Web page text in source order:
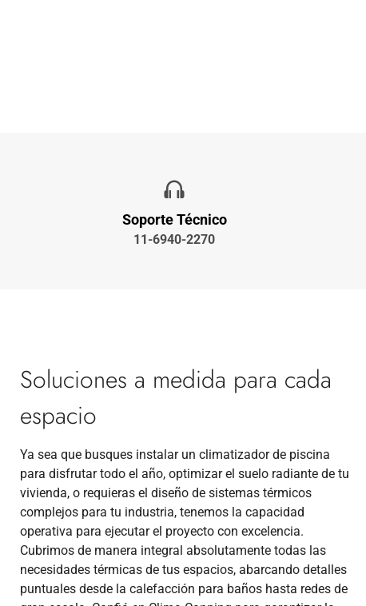
Soporte Técnico
11-6940-2270
Soluciones a medida para cada
espacio
Ya sea que busques instalar un climatizador de piscina
para disfrutar todo el año, optimizar el suelo radiante de tu
vivienda, o requieras el diseño de sistemas térmicos
complejos para tu industria, tenemos la capacidad
operativa para ejecutar el proyecto con excelencia.
Cubrimos de manera integral absolutamente todas las
necesidades térmicas de tus espacios, abarcando detalles
puntuales desde la calefacción para baños hasta redes de